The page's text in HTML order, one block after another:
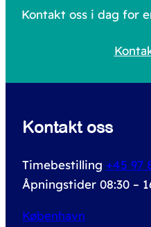
c
r
Kontakt oss i dag for
Kontakt oss
Timebestilling +45 97
Åpningstider 08:30 –
København